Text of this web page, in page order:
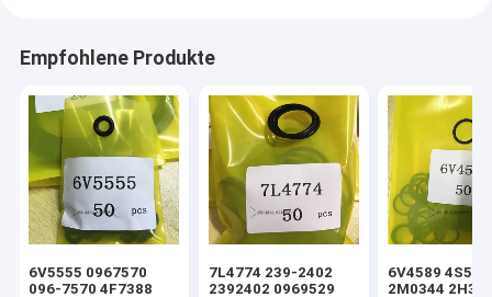
Empfohlene Produkte
6V5555 0967570
096-7570 4F7388
7L4774 239-2402
2392402 0969529
6V4589
2M0344